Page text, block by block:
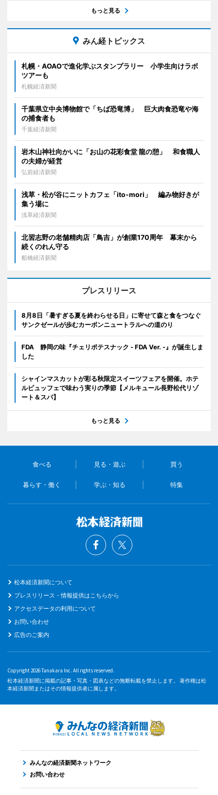
もっと見る
みん経トピックス
札幌・AOAOで進化学ぶスタンプラリー 小学生向けラボ
ツアーも
札幌経済新聞
千葉県立中央博物館で「ちば恐竜博」 巨大肉食恐竜や海
の捕食者も
千葉経済新聞
岩木山神社向かいに「お山の花彩食堂 龍の憩」 和食職人
の夫婦が経営
弘前経済新聞
浅草・松が谷にニットカフェ「ito-mori」 編み物好きが
集う場に
浅草経済新聞
北習志野の老舗精肉店「鳥吉」が創業170周年 幕末から
続くのれん守る
船橋経済新聞
プレスリリース
8月8日「暑すぎる夏を終わらせる日」に寄せて森と食をつなぐ
サンクゼールが歩むカーボンニュートラルへの道のり
FDA 静岡の味『チェリポテスナック - FDA Ver. -』が誕生しま
した
シャインマスカットが彩る秋限定スイーツフェアを開催。ホテ
ルビュッフェで味わう実りの季節【メルキュール長野松代リゾ
ート＆スパ】
もっと見る
食べる 見る・遊ぶ 買う
暮らす・働く 学ぶ・知る 特集
松本経済新聞について
プレスリリース・情報提供はこちらから
アクセスデータの利用について
お問い合わせ
広告のご案内
Copyright 2026 Tanakara Inc. All rights reserved.
松本経済新聞に掲載の記事・写真・図表などの無断転載を禁止します。 著作権は松
本経済新聞またはその情報提供者に属します。
みんなの経済新聞ネットワーク
お問い合わせ